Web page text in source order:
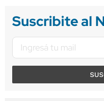
Suscribite al